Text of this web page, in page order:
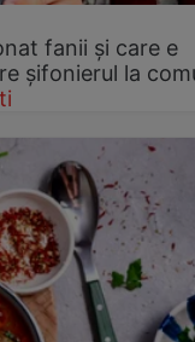
fanii și care e
șifonierul la